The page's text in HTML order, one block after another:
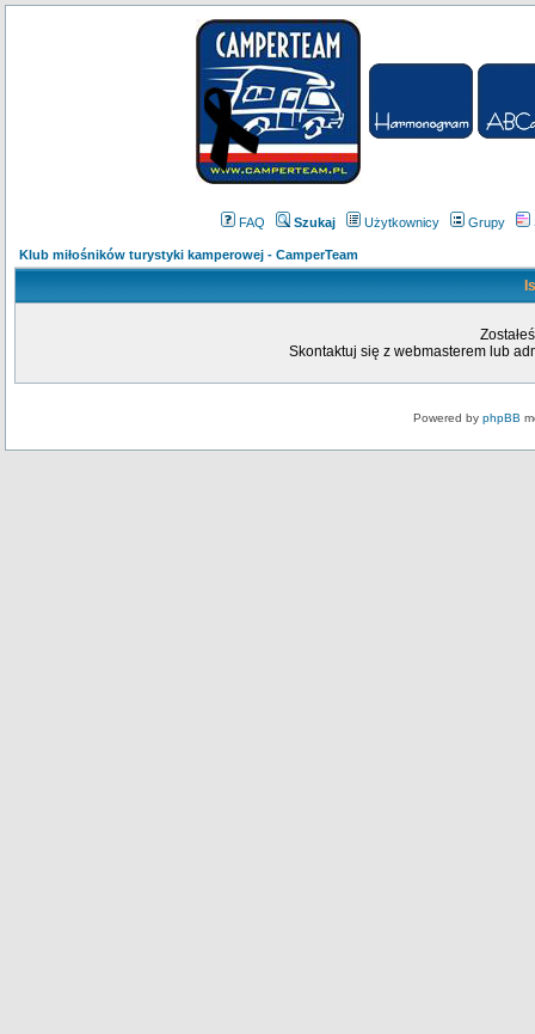
FAQ Szukaj Użytkownicy Grupy
Klub miłośników turystyki kamperowej - CamperTeam
Skontaktuj się z webmasterem lub
Powered by phpBB